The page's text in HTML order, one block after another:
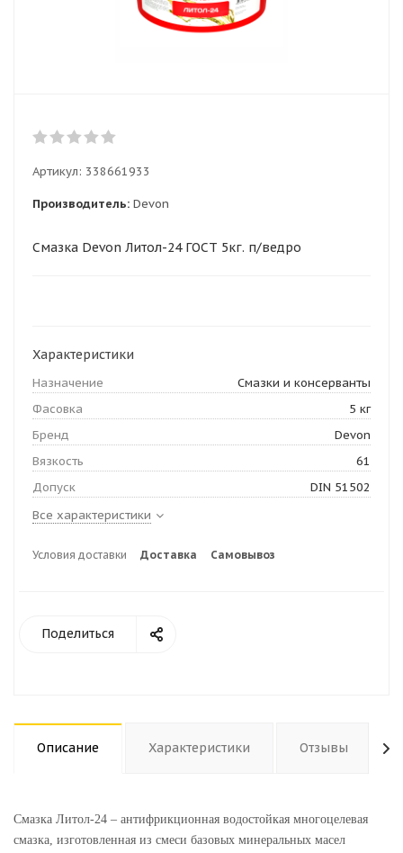
Артикул: 338661933
Производитель: Devon
Смазка Devon Литол-24 ГОСТ 5кг. п/ведро
Характеристики
Назначение
Смазки и консерванты
Фасовка
5 кг
Бренд
Devon
Вязкость
61
Допуск
DIN 51502
Все характеристики
Условия доставки Доставка Самовывоз
Поделиться
Описание Характеристики Отзывы
Смазка Литол-24 – антифрикционная водостойкая многоцелевая
смазка, изготовленная из смеси базовых минеральных масел